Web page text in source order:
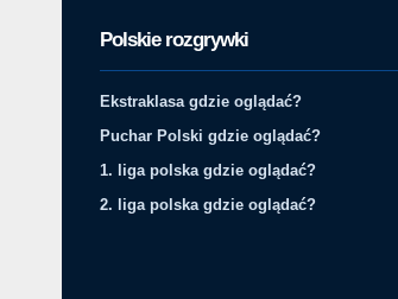
Polskie rozgrywki
Ekstraklasa gdzie oglądać?
Puchar Polski gdzie oglądać?
1. liga polska gdzie oglądać?
2. liga polska gdzie oglądać?